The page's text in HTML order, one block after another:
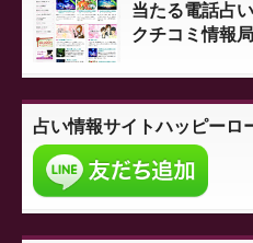
当たる電話占い
クチコミ情報局
占い情報サイトハッピーロ